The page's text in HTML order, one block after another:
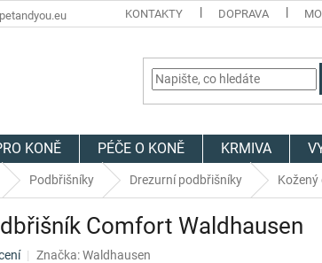
KONTAKTY DOPRAVA
KONĚ PÉČE O KONĚ KRMIVA
Podbřišníky Drezurní podbřišníky
Comfort Waldhausen
Značka:Waldhausen